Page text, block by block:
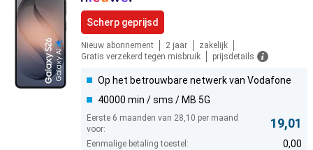
Scherp geprijsd
Nieuw abonnement 2 jaar
zakelijk
Gratis verzekerd tegen misbruik
prijsdetails
Op het betrouwbare netwerk van Vodafone
40000 min / sms / MB 5G
Eerste 6 maanden van 28,10 per maand
voor:
19,01
Eenmalige betaling toestel: 0,00